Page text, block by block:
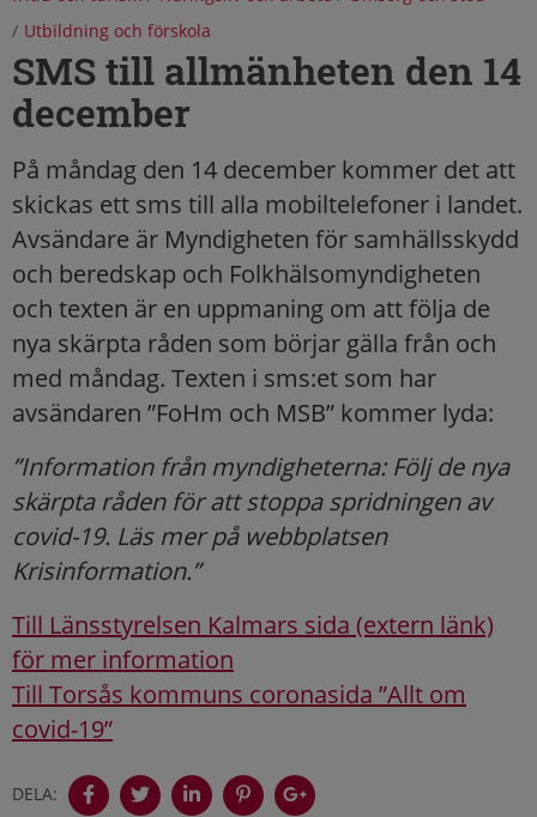
/ Utbildning och förskola
SMS till allmänheten den 14
december
På måndag den 14 december kommer det att
skickas ett sms till alla mobiltelefoner i landet.
Avsändare är Myndigheten för samhällsskydd
och beredskap och Folkhälsomyndigheten
och texten är en uppmaning om att följa de
nya skärpta råden som börjar gälla från och
med måndag. Texten i sms:et som har
avsändaren ”FoHm och MSB” kommer lyda:
”Information från myndigheterna: Följ de nya
skärpta råden för att stoppa spridningen av
covid-19. Läs mer på webbplatsen
Krisinformation.”
Till Länsstyrelsen Kalmars sida (extern länk)
för mer information
Till Torsås kommuns coronasida ”Allt om
covid-19”
DELA: